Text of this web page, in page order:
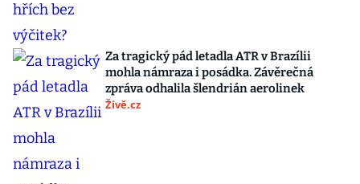
Za tragický pád letadla ATR v Brazílii
mohla námraza i posádka. Závěrečná
zpráva odhalila šlendrián aerolinek
Živě.cz